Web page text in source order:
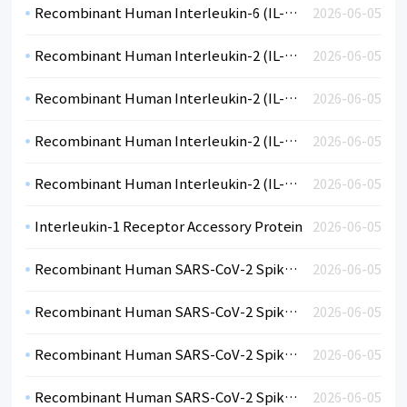
2026-06-05
Recombinant Human Interleukin-6 (IL-6)-BSA
2026-06-05
Recombinant Human Interleukin-2 (IL-2)-CF
2026-06-05
Recombinant Human Interleukin-2 (IL-2)-CF
2026-06-05
Recombinant Human Interleukin-2 (IL-2)-BSA
2026-06-05
Recombinant Human Interleukin-2 (IL-2)-BSA
2026-06-05
Interleukin-1 Receptor Accessory Protein
2026-06-05
Recombinant Human SARS-CoV-2 Spike RBD Variant Omicron hFc, Lineage B.1.1.529 (HEK)
2026-06-05
Recombinant Human SARS-CoV-2 Spike RBD Variant Mu Lineage B.1.621 (HEK)
2026-06-05
Recombinant Human SARS-CoV-2 Spike RBD Variant Delta Lineage B.1.617.2 (HEK)
2026-06-05
Recombinant Human SARS-CoV-2 Spike RBDVariant Kappa B.1.617, India (HEK)